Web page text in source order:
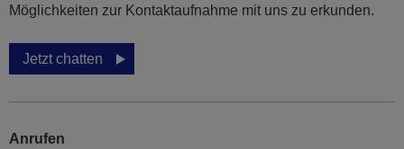
Möglichkeiten zur Kontaktaufnahme mit uns zu erkunden.
Jetzt chatten
Anrufen